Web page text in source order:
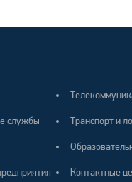
службы Транспорт и
Контактные